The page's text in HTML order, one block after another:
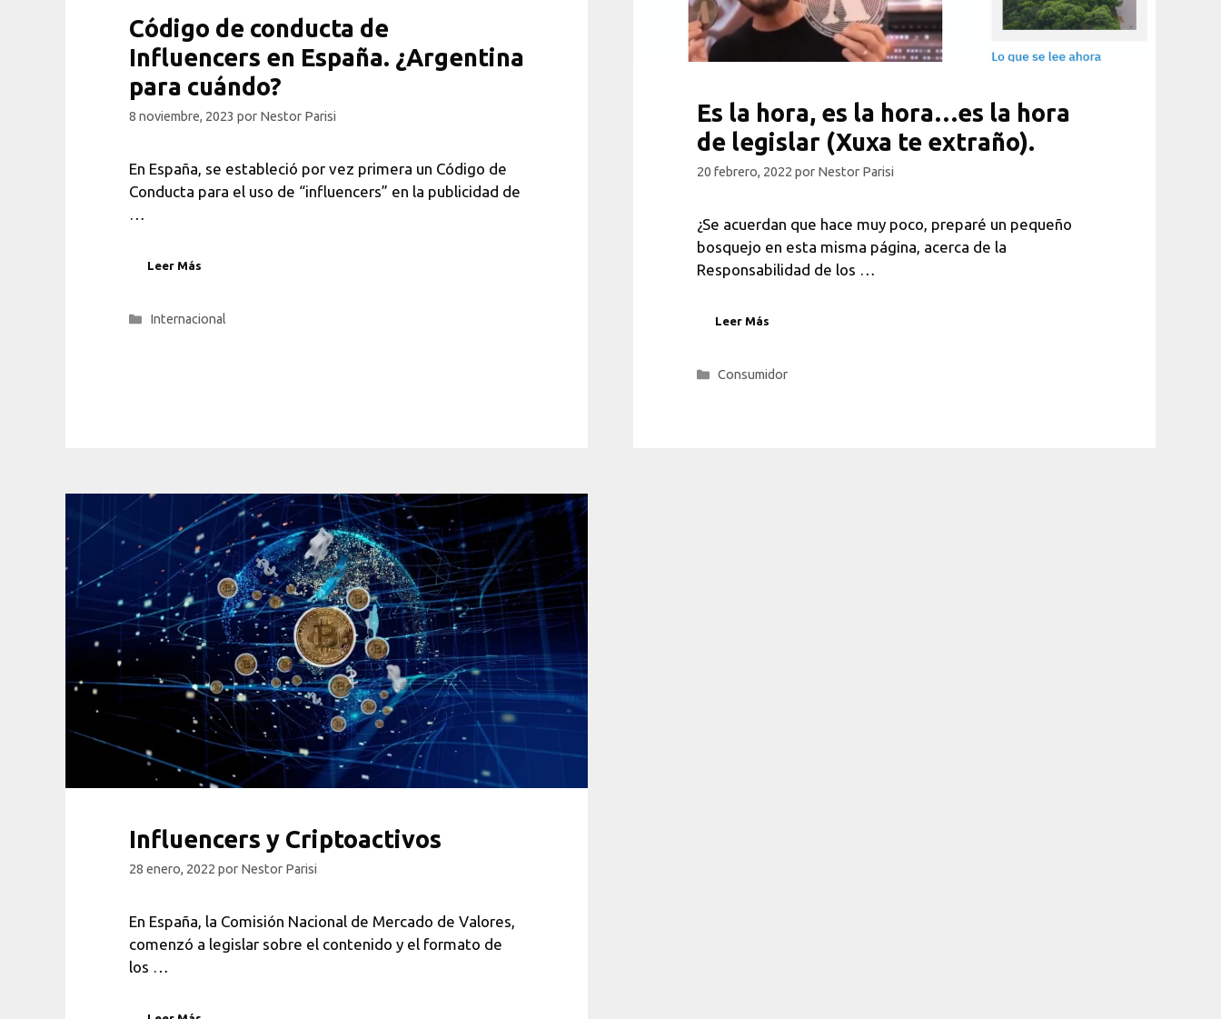
Código de conducta de
Influencers en España. ¿Argentina
para cuándo?
8 noviembre, 2023 por Nestor Parisi
En España, se estableció por vez primera un Código de
Conducta para el uso de “influencers” en la publicidad de
…
Leer Más
Categorías
Internacional
Es la hora, es la hora…es la hora
de legislar (Xuxa te extraño).
20 febrero, 2022 por Nestor Parisi
¿Se acuerdan que hace muy poco, preparé un pequeño
bosquejo en esta misma página, acerca de la
Responsabilidad de los …
Leer Más
Categorías
Consumidor
Influencers y Criptoactivos
28 enero, 2022 por Nestor Parisi
En España, la Comisión Nacional de Mercado de Valores,
comenzó a legislar sobre el contenido y el formato de
los …